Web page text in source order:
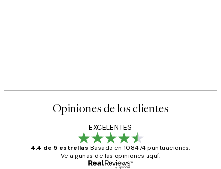
Opiniones de los clientes
EXCELENTES
4.4 de 5 estrellas Basado en 108474 puntuaciones.
Ve algunas de las opiniones aquí.